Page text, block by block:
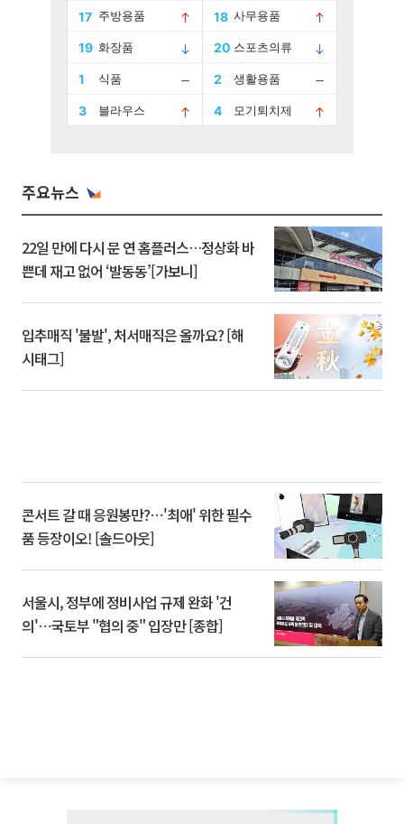
주요뉴스
22일 만에 다시 문 연 홈플러스…정상화 바
쁜데 재고 없어 ‘발동동’[가보니]
입추매직 '불발', 처서매직은 올까요? [해
시태그]
콘서트 갈 때 응원봉만?⋯'최애' 위한 필수
품 등장이오! [솔드아웃]
서울시, 정부에 정비사업 규제 완화 '건
의'⋯국토부 "협의 중" 입장만 [종합]